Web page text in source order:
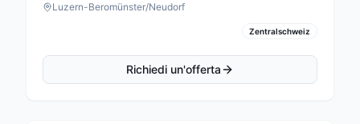
Luzern-Beromünster/Neudorf
Zentralschweiz
Richiedi un'offerta